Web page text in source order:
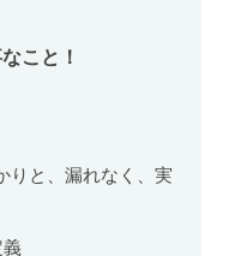
こと！
りと、漏れなく、実